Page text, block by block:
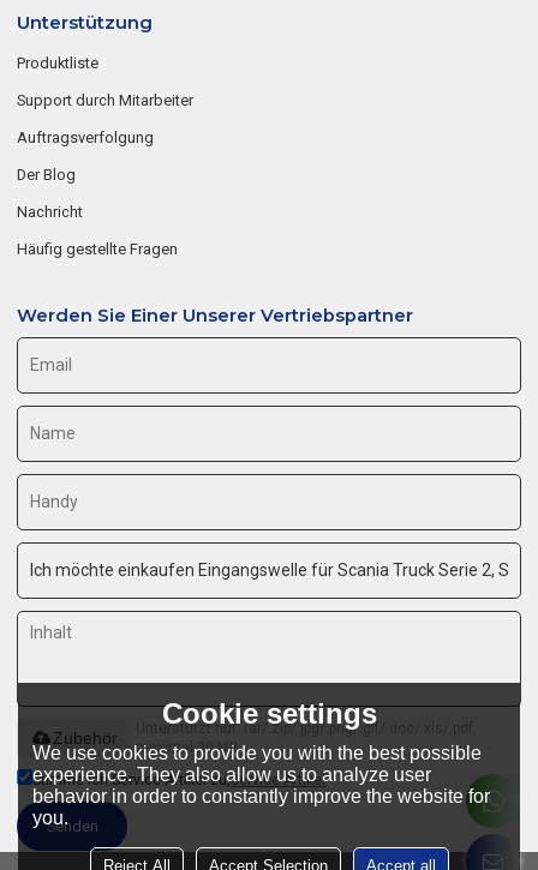
Unterstützung
Produktliste
Support durch Mitarbeiter
Auftragsverfolgung
Der Blog
Nachricht
Häufig gestellte Fragen
Werden Sie Einer Unserer Vertriebspartner
Unterstützt nur .rar/.zip/.jpg/.png/.gif/.doc/.xls/.pdf,
maximal 20 MB
Zubehör
Stimme ich Service-Artikel zu,Service-Artikel
Senden
Cookie settings
We use cookies to provide you with the best possible
experience. They also allow us to analyze user
behavior in order to constantly improve the website for
you.
Reject All Accept Selection Accept all